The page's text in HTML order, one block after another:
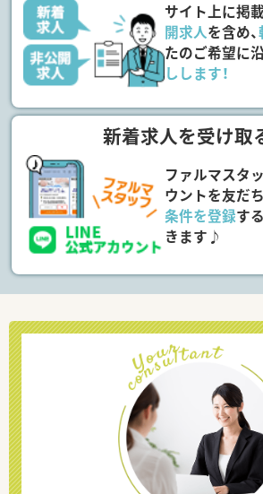
サイト上に掲
開求人を含め、
たのご希望に
しします！
新着求人を受け取
ファルマスタ
ウントを友だ
条件を登録す
きます♪